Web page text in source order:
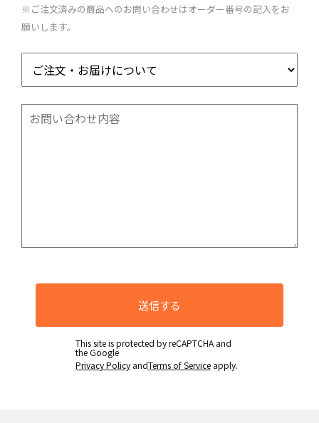
※ご注文済みの商品へのお問い合わせはオーダー番号の記入をお
願いします。
送信する
This site is protected by reCAPTCHA and
the Google
Privacy PolicyandTerms of Serviceapply.